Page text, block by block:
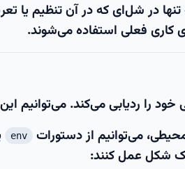
در شل‌ای که در آن تنظیم یا
کاری فعلی استفاده می‌شوند.
ردیابی می‌کند. می‌توانیم
می‌توانیم از دستورات
env
شکل عمل کنند: